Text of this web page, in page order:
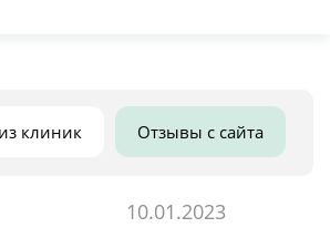
Отзывы с сайта
клиник
10.01.2023